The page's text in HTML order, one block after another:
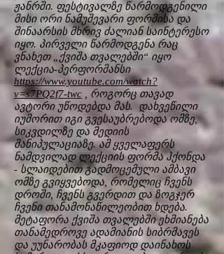
ჟანრში. ფესტივალზე წარმოდგენილი
მისი ორი ნამუშევარი ფორმისა და
შინაარსის მხრივ ძალიან საინტერესო
იყო. პირველი წარმოდგენა რაც
ვნახეთ „ქვიშა თვალებში“ იყო
ლექცია-პერფორმანსი
https://www.youtube.com/watch?
v=s7PQ2f7-twc , როგორც თავად
ავტორი უწოდებდა მას. დახვეწილი
იუმორით იგი გვესაუბრებოდა ომზე,
სიკვდილზე და მედიის
მანიპულაციაზე. ამ ყველაფერს
ნამდვილად ლექციის ფორმა ჰქონდა
- სლაიდებით გადმოცემული ამბავი
ომზე გვიყვებოდა, რომელიც ჩვენს
დროში, ჩვენს გვერდით და ზოგჯერ
ჩვენი თანამონაწილეობით ხდება.
მეტაფორა ქვიშა თვალებში ეხმიანება
თანამედროვე ადამიანის სიბრმავეს
და უუნარობას მკაფიოდ დაინახოს